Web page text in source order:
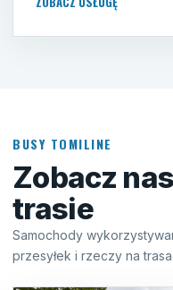
BUSY TOMILINE
Zobacz
trasie
Samochody
przesyłek i rzeczy na